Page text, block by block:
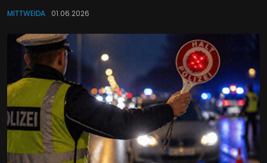
MITTWEIDA 01.06.2026